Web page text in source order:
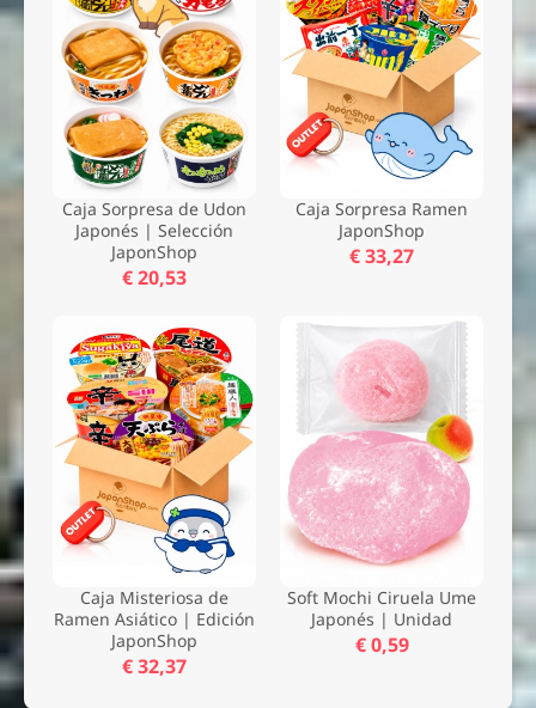
Caja Sorpresa de Udon
Japonés | Selección
JaponShop
€ 20,53
Caja Sorpresa Ramen
JaponShop
€ 33,27
Caja Misteriosa de
Ramen Asiático | Edición
JaponShop
€ 32,37
Soft Mochi Ciruela Ume
Japonés | Unidad
€ 0,59